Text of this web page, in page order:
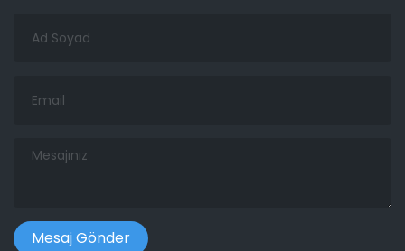
Soyad
Mesajınız